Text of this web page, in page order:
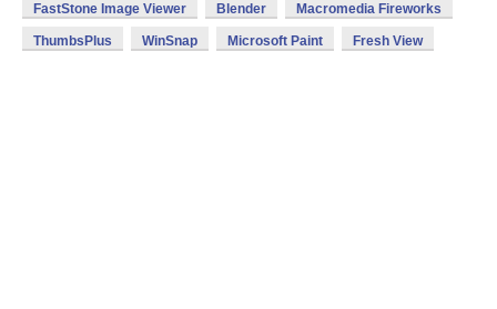
FastStone Image Viewer Blender Macromedia Fireworks
ThumbsPlus WinSnap Microsoft Paint Fresh View